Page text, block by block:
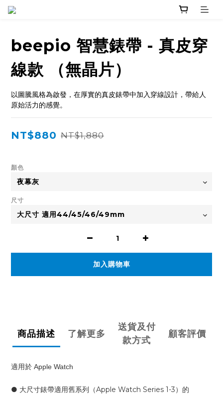
beepio 智慧錶帶 - 真皮穿
線款 （無晶片）
以圖騰風格為啟發，在厚實的真皮錶帶中加入穿線設計，帶給人
原始活力的感覺。
NT$880 NT$1,880
顏色
尺寸
加入購物車
商品描述 了解更多
送貨及付
款方式
顧客評價
適用於 Apple Watch
● 大尺寸錶帶適用舊系列（Apple Watch Series 1-3）的